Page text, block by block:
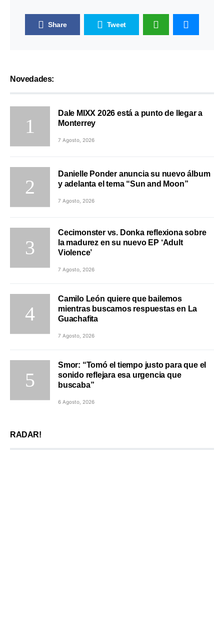
Share Tweet
Novedades:
Dale MIXX 2026 está a punto de llegar a
Monterrey
7 Agosto, 2026
Danielle Ponder anuncia su nuevo álbum
y adelanta el tema “Sun and Moon”
7 Agosto, 2026
Cecimonster vs. Donka reflexiona sobre
la madurez en su nuevo EP ‘Adult
Violence’
7 Agosto, 2026
Camilo León quiere que bailemos
mientras buscamos respuestas en La
Guachafita
7 Agosto, 2026
Smor: “Tomó el tiempo justo para que el
sonido reflejara esa urgencia que
buscaba”
6 Agosto, 2026
RADAR!